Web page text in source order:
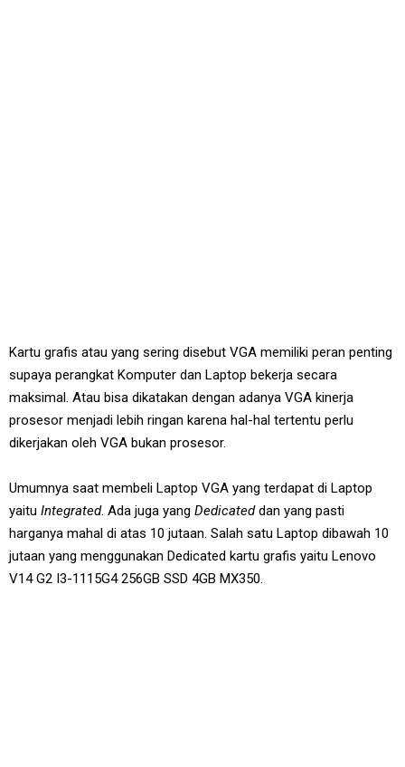
Kartu grafis atau yang sering disebut VGA memiliki peran penting
supaya perangkat Komputer dan Laptop bekerja secara
maksimal. Atau bisa dikatakan dengan adanya VGA kinerja
prosesor menjadi lebih ringan karena hal-hal tertentu perlu
dikerjakan oleh VGA bukan prosesor.
Umumnya saat membeli Laptop VGA yang terdapat di Laptop
yaitu Integrated. Ada juga yang Dedicateddan yang pasti
harganya mahal di atas 10 jutaan. Salah satu Laptop dibawah 10
jutaan yang menggunakan Dedicated kartu grafis yaitu Lenovo
V14 G2 I3-1115G4 256GB SSD 4GB MX350.